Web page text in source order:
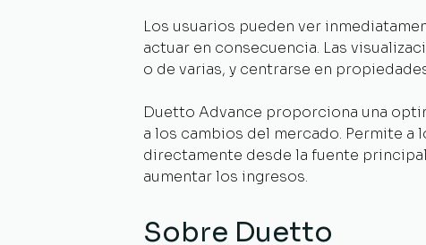
Los usuarios pueden ver
actuar en consecuencia. Las
o de varias, y centrarse en
Duetto Advance proporciona una
a los cambios del mercado. Permite
directamente desde la fuente
aumentar los ingresos.
Sobre Duetto